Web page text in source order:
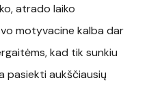
atrado laiko
motyvacine kalba dar
kad tik sunkiu
pasiekti aukščiausių